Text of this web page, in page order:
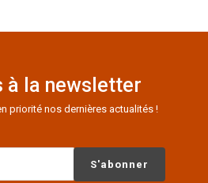
à la newsletter
priorité nos dernières actualités !